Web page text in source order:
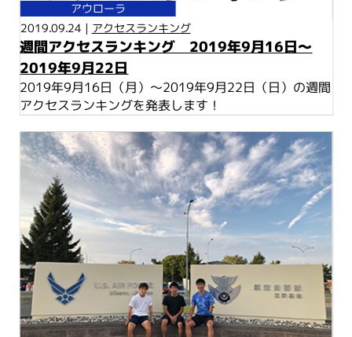
アウローラ
2019.09.24 | アクセスランキング
週間アクセスランキング 2019年9月16日～
2019年9月22日
2019年9月16日（月）～2019年9月22日（日）の週間
アクセスランキングを発表します！